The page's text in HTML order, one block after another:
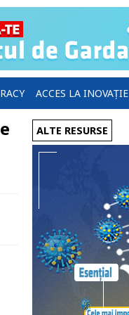
ACCES LA INOVAȚIE
ALTE RESURSE